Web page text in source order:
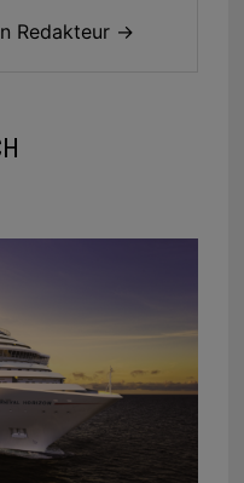
Redakteur →